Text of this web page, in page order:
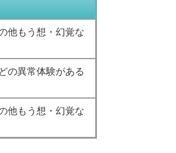
他もう想・幻覚な
の異常体験がある
他もう想・幻覚な